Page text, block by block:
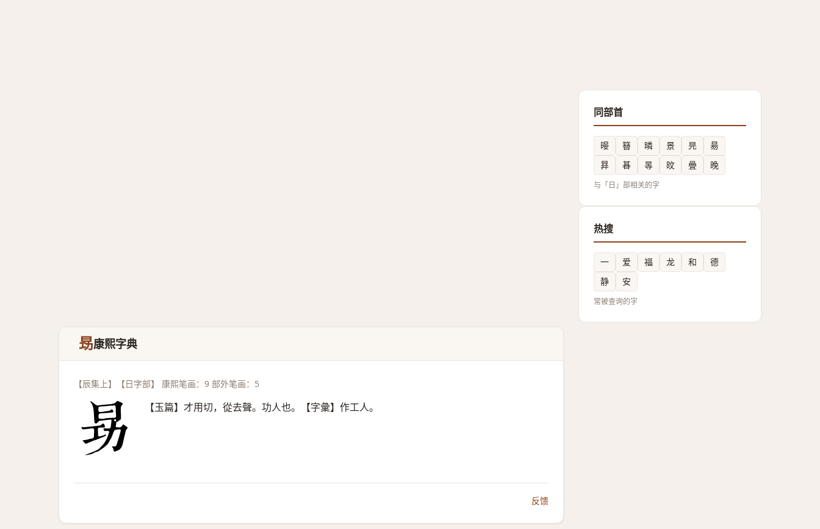
昮康熙字典
【辰集上】【日字部】 康熙笔画：9 部外笔画：5
【玉篇】才用切，從去聲。功人也。【字彙】作工人。
反馈
同部首
暥 簮 暽 景 㫕
昜
昪
㫷 㫭 旼 曡 晚
与「日」部相关的字
热搜
一 爱 福 龙 和
德
静
安
常被查询的字